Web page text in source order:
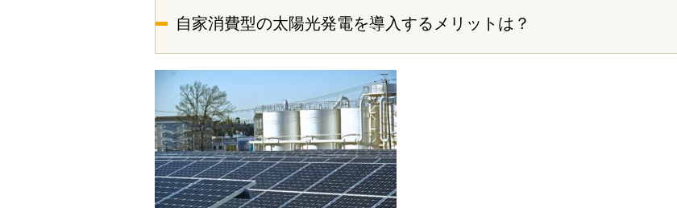
自家消費型の太陽光発電を導入するメリットは？